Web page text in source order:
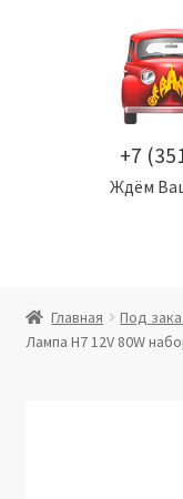
содержимому
+7
Ждём
Витрина
Главная Под
Лампа H7 12V 80W